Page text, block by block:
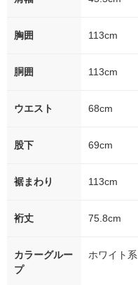
胸囲 113cm
胴囲 113cm
ウエスト 68cm
股下 69cm
裾まわり 113cm
裄丈 75.8cm
カラーグルー
プ
ホワイト系